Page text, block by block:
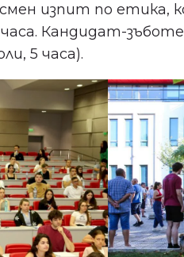
изпит по етика,
Кандидат-
5 часа).